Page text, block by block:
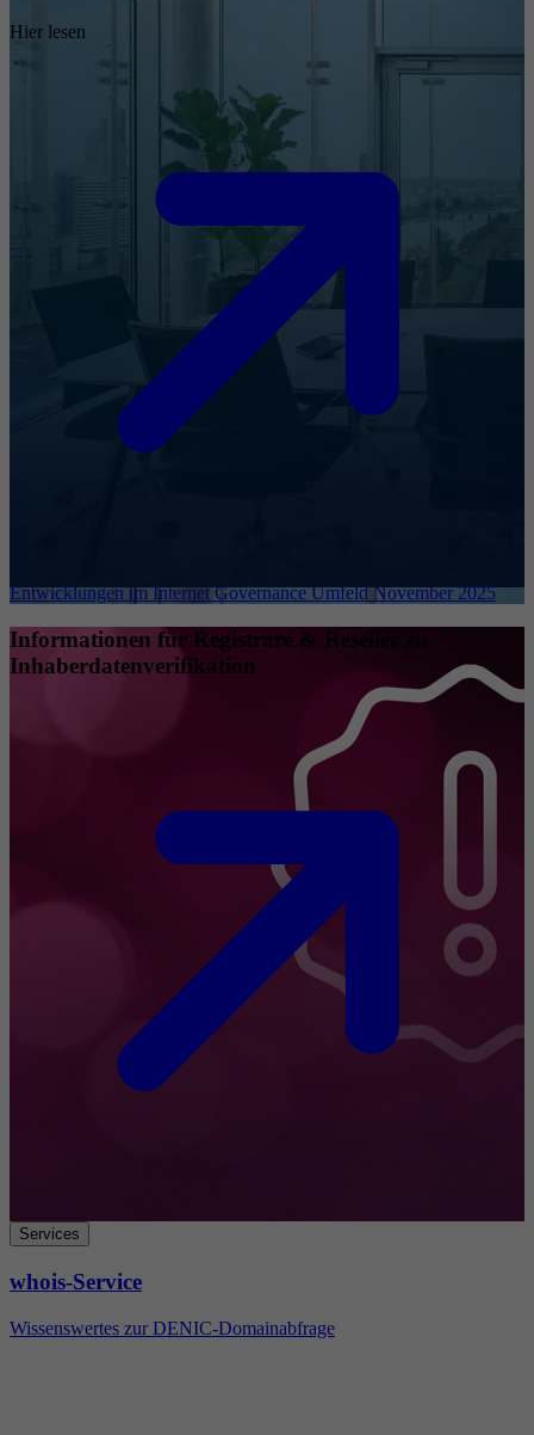
Hier lesen
Entwicklungen im Internet Governance Umfeld November 2025
Informationen für Registrare & Reseller zu
Inhaberdatenverifikation
Services
whois-Service
Wissenswertes zur DENIC-Domainabfrage